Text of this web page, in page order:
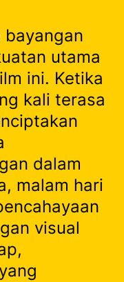
bayangan
utama
ini. Ketika
kali terasa
dalam
malam hari
visual